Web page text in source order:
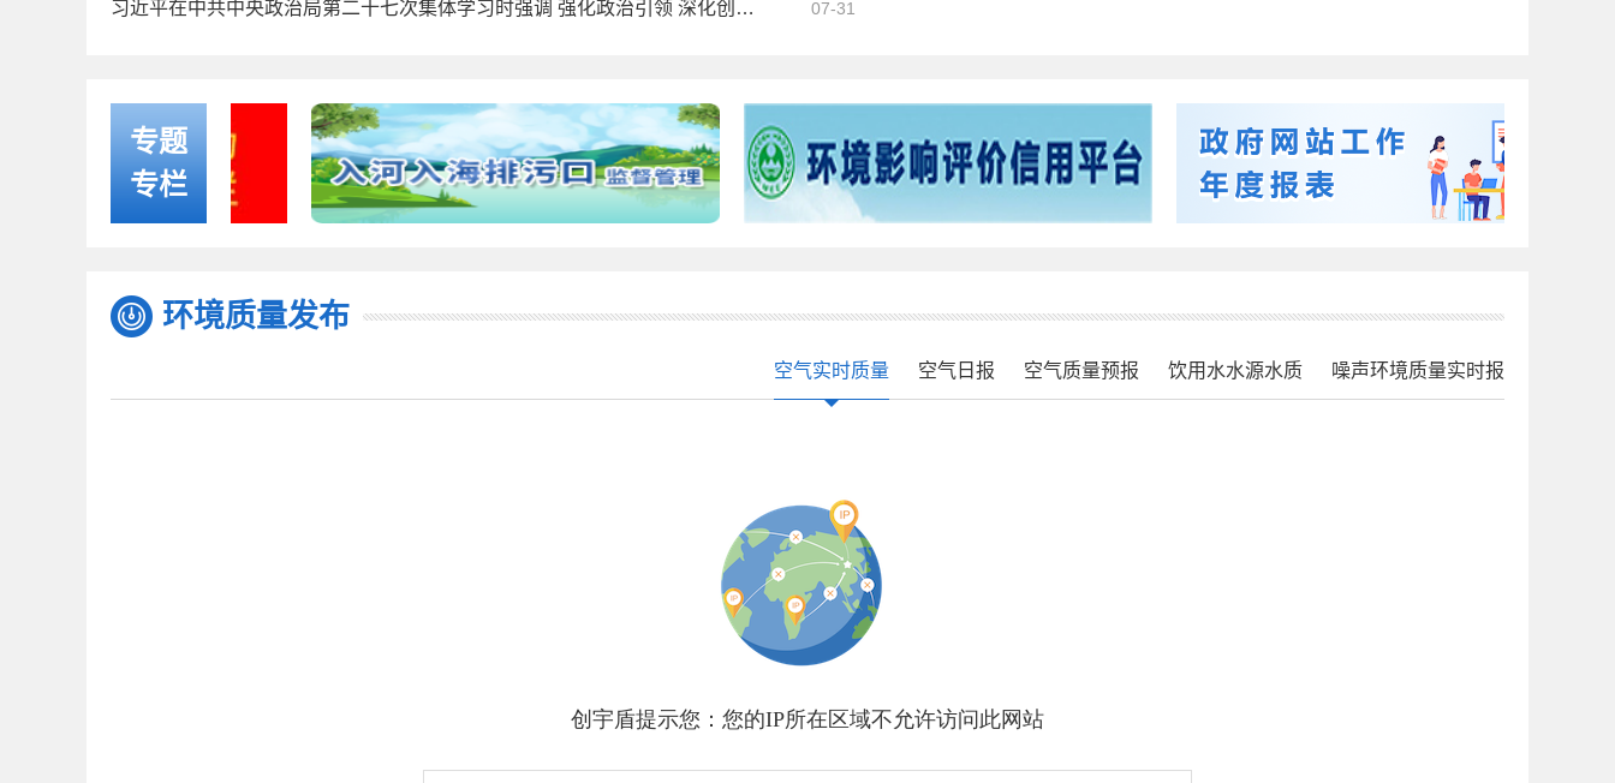
习近平在中共中央政治局第二十七次集体学习时强调 强化政治引领 深化创新发展 高质量推进国防和军队现代化 07-31
专题
专栏
环境质量发布
空气实时质量 空气日报 空气质量预报 饮用水水源水质 噪声环境质量实时报